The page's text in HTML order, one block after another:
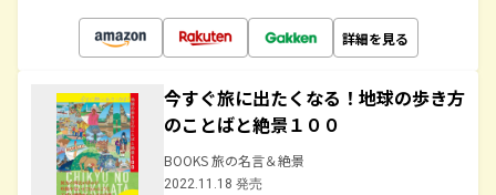
詳細を見る
今すぐ旅に出たくなる！地球の歩き方
のことばと絶景１００
BOOKS 旅の名言＆絶景
2022.11.18 発売